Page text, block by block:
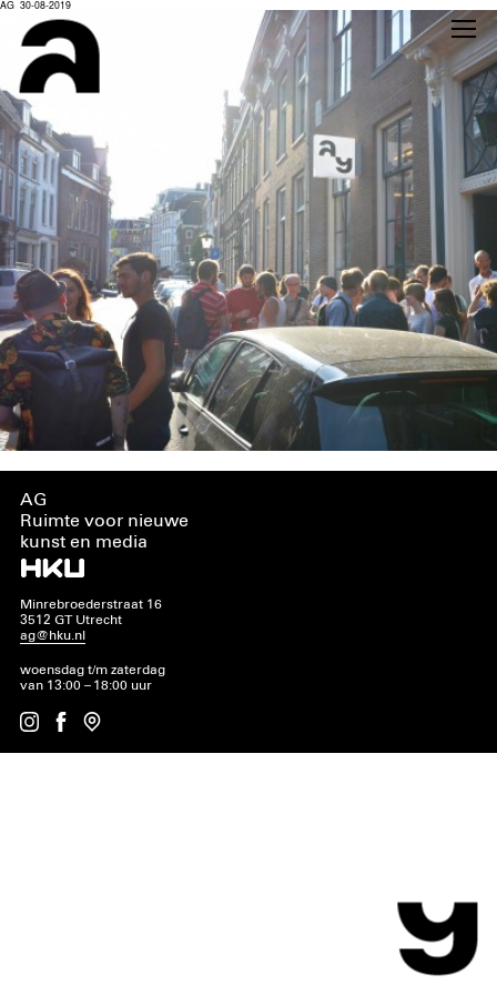
AG_30-08-2019
AG
Ruimte voor nieuwe
kunst en media
Minrebroederstraat 16
3512 GT Utrecht
ag@hku.nl
woensdag t/m zaterdag
van 13:00 – 18:00 uur